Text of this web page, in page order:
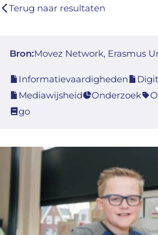
Terug naar resultaten
Bron:Movez Network, Erasmus
Informatievaardigheden
Mediawijsheid
Onderzoek
go